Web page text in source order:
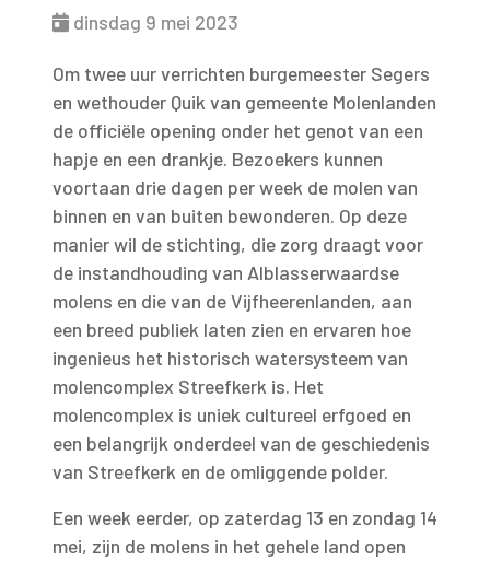
dinsdag 9 mei 2023
Om twee uur verrichten burgemeester Segers
en wethouder Quik van gemeente Molenlanden
de officiële opening onder het genot van een
hapje en een drankje. Bezoekers kunnen
voortaan drie dagen per week de molen van
binnen en van buiten bewonderen. Op deze
manier wil de stichting, die zorg draagt voor
de instandhouding van Alblasserwaardse
molens en die van de Vijfheerenlanden, aan
een breed publiek laten zien en ervaren hoe
ingenieus het historisch watersysteem van
molencomplex Streefkerk is. Het
molencomplex is uniek cultureel erfgoed en
een belangrijk onderdeel van de geschiedenis
van Streefkerk en de omliggende polder.
Een week eerder, op zaterdag 13 en zondag 14
mei, zijn de molens in het gehele land open